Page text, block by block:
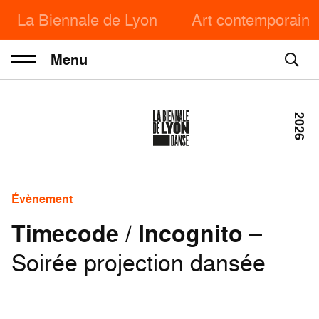
La Biennale de Lyon Art contemporain
Menu
Évènement
Timecode / Incognito –
Soirée projection dansée
2026